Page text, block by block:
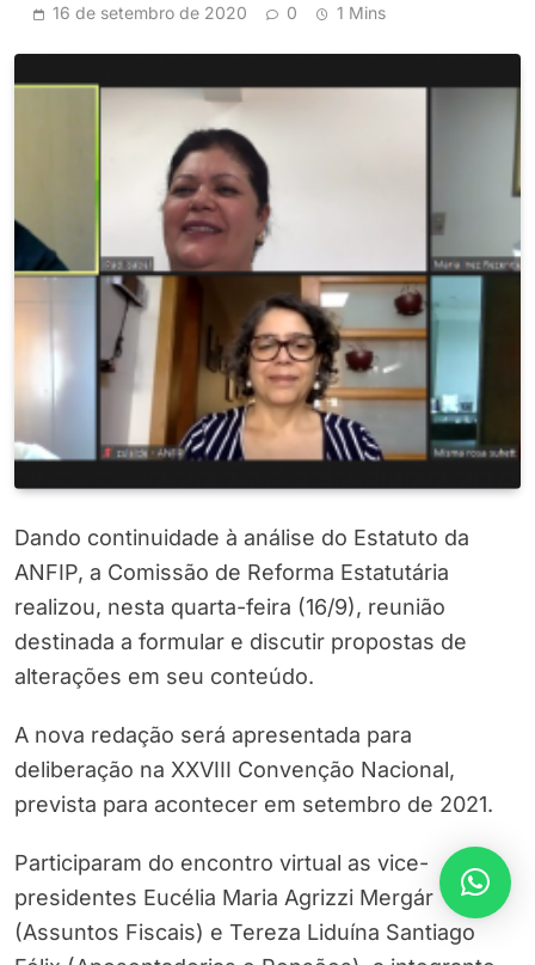
16 de setembro de 2020 0 1 Mins
Dando continuidade à análise do Estatuto da
ANFIP, a Comissão de Reforma Estatutária
realizou, nesta quarta-feira (16/9), reunião
destinada a formular e discutir propostas de
alterações em seu conteúdo.
A nova redação será apresentada para
deliberação na XXVIII Convenção Nacional,
prevista para acontecer em setembro de 2021.
Participaram do encontro virtual as vice-
presidentes Eucélia Maria Agrizzi Mergár
(Assuntos Fiscais) e Tereza Liduína Santiago